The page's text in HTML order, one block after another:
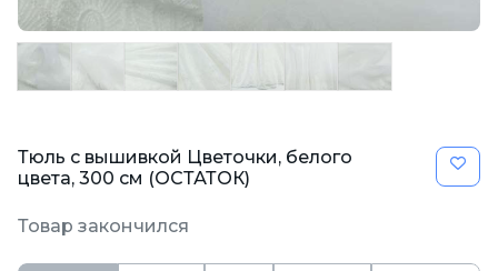
Тюль с вышивкой Цветочки, белого
цвета, 300 см (ОСТАТОК)
Товар закончился